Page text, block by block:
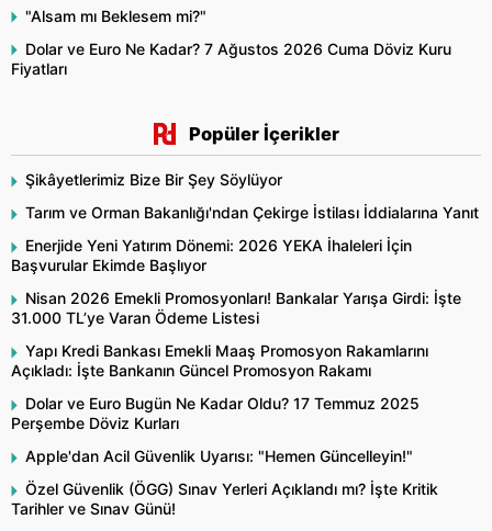
"Alsam mı Beklesem mi?"
Dolar ve Euro Ne Kadar? 7 Ağustos 2026 Cuma Döviz Kuru
Fiyatları
Popüler İçerikler
Şikâyetlerimiz Bize Bir Şey Söylüyor
Tarım ve Orman Bakanlığı'ndan Çekirge İstilası İddialarına Yanıt
Enerjide Yeni Yatırım Dönemi: 2026 YEKA İhaleleri İçin
Başvurular Ekimde Başlıyor
Nisan 2026 Emekli Promosyonları! Bankalar Yarışa Girdi: İşte
31.000 TL’ye Varan Ödeme Listesi
Yapı Kredi Bankası Emekli Maaş Promosyon Rakamlarını
Açıkladı: İşte Bankanın Güncel Promosyon Rakamı
Dolar ve Euro Bugün Ne Kadar Oldu? 17 Temmuz 2025
Perşembe Döviz Kurları
Apple'dan Acil Güvenlik Uyarısı: "Hemen Güncelleyin!"
Özel Güvenlik (ÖGG) Sınav Yerleri Açıklandı mı? İşte Kritik
Tarihler ve Sınav Günü!